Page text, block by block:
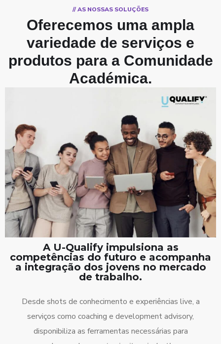
// AS NOSSAS SOLUÇÕES
Oferecemos uma ampla
variedade de serviços e
produtos para a Comunidade
Académica.
A U-Qualify impulsiona as
competências do futuro e acompanha
a integração dos jovens no mercado
de trabalho.
Desde shots de conhecimento e experiências live, a
serviços como coaching e development advisory,
disponibiliza as ferramentas necessárias para